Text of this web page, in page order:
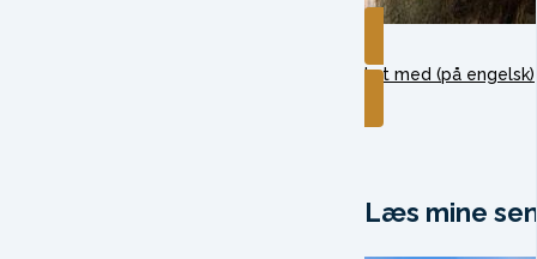
Lyt med (på engelsk)
Læs mine